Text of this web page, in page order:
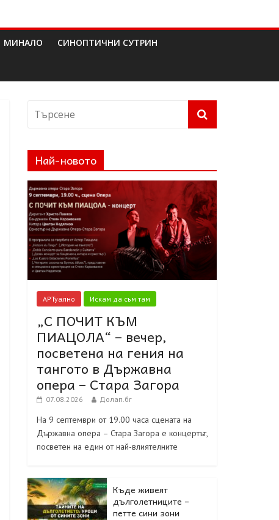
МИНАЛО СИНОПТИЧНИ СУТРИН
Най-новото
АРТуално Искам да съм там
„С ПОЧИТ КЪМ
ПИАЦОЛА“ – вечер,
посветена на гения на
тангото в Държавна
опера – Стара Загора
07.08.2026 Долап.бг
На 9 септември от 19.00 часа сцената на
Държавна опера – Стара Загора е концертът,
посветен на един от най-влиятелните
Къде живеят
дълголетниците –
петте сини зони